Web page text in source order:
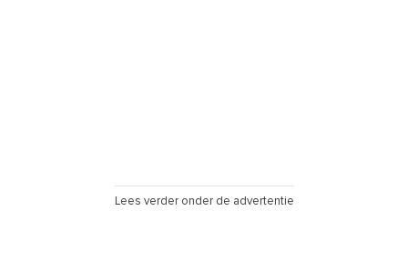
Lees verder onder de advertentie